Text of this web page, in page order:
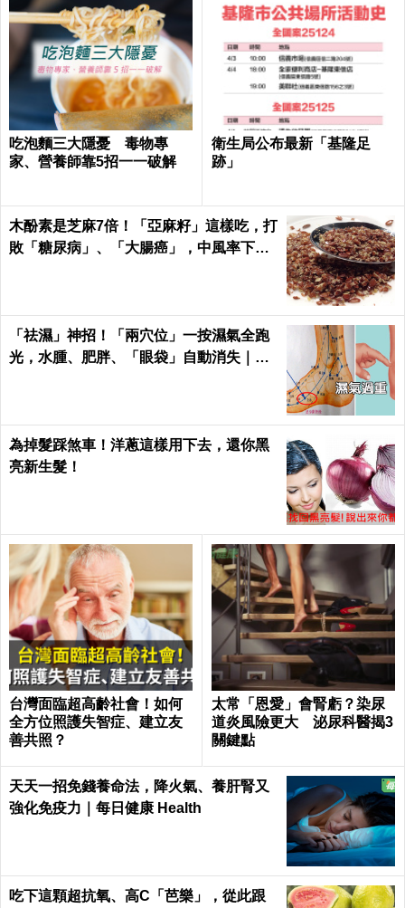
吃泡麵三大隱憂 毒物專
家、營養師靠5招一一破解
衛生局公布最新「基隆足
跡」
木酚素是芝麻7倍！「亞麻籽」這樣吃，打
敗「糖尿病」、「大腸癌」，中風率下降4
「祛濕」神招！「兩穴位」一按濕氣全跑
光，水腫、肥胖、「眼袋」自動消失｜每
為掉髮踩煞車！洋蔥這樣用下去，還你黑
亮新生髮！
台灣面臨超高齡社會！如何
全方位照護失智症、建立友
善共照？
太常「恩愛」會腎虧？染尿
道炎風險更大 泌尿科醫揭3
關鍵點
天天一招免錢養命法，降火氣、養肝腎又
強化免疫力｜每日健康 Health
吃下這顆超抗氧、高C「芭樂」，從此跟